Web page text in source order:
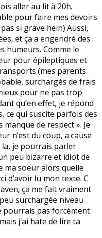
aller au lit à 20h.
pour faire mes devoirs
si grave hein) Aussi,
et ça a engendré des
humeurs. Comme le
pour épileptiques et
(mes parents
surchargés de frais
pour ne pas trop
qu’en effet, je répond
ce qui suscite parfois des
de respect ». Je
n’est du coup, a cause
la, je pourrais parler
peu bizarre et idiot de
ma soeur alors quelle
d’avoir lu mon texte. C
ça me fait vraiment
surchargée niveau
pourrais pas forcément
j’ai hate de lire ta